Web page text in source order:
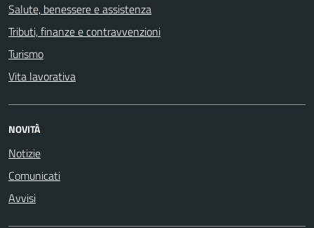
Salute, benessere e assistenza
Tributi, finanze e contravvenzioni
Turismo
Vita lavorativa
NOVITÀ
Notizie
Comunicati
Avvisi